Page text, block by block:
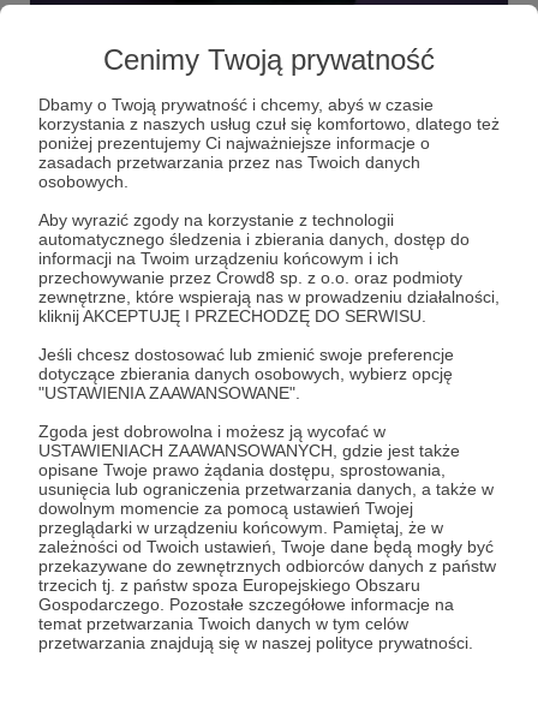
Cenimy Twoją prywatność
Dbamy o Twoją prywatność i chcemy, abyś w czasie
korzystania z naszych usług czuł się komfortowo, dlatego też
poniżej prezentujemy Ci najważniejsze informacje o
zasadach przetwarzania przez nas Twoich danych
osobowych.
Aby wyrazić zgody na korzystanie z technologii
automatycznego śledzenia i zbierania danych, dostęp do
informacji na Twoim urządzeniu końcowym i ich
przechowywanie przez Crowd8 sp. z o.o. oraz podmioty
zewnętrzne, które wspierają nas w prowadzeniu działalności,
kliknij AKCEPTUJĘ I PRZECHODZĘ DO SERWISU.
Jeśli chcesz dostosować lub zmienić swoje preferencje
dotyczące zbierania danych osobowych, wybierz opcję
"USTAWIENIA ZAAWANSOWANE".
Zgoda jest dobrowolna i możesz ją wycofać w
USTAWIENIACH ZAAWANSOWANYCH, gdzie jest także
opisane Twoje prawo żądania dostępu, sprostowania,
usunięcia lub ograniczenia przetwarzania danych, a także w
dowolnym momencie za pomocą ustawień Twojej
przeglądarki w urządzeniu końcowym. Pamiętaj, że w
zależności od Twoich ustawień, Twoje dane będą mogły być
przekazywane do zewnętrznych odbiorców danych z państw
trzecich tj. z państw spoza Europejskiego Obszaru
Gospodarczego. Pozostałe szczegółowe informacje na
temat przetwarzania Twoich danych w tym celów
przetwarzania znajdują się w naszej polityce prywatności.
Kto dostanie Fryderyka?
Słuchacze "Rozmów Rawicza" wiedzą swoje!
Fryderyki
29.02.2024 Brak komentarzy
Newsy, Fanty, nowy sezon, Fryderyki...
Trochę sporo tematów jak na jeden tekst, ale trudno,
będę musiał się streszczać :)
fanty Fryderyki sezon zero +5